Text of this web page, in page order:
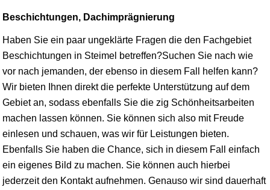
Beschichtungen, Dachimprägnierung
Haben Sie ein paar ungeklärte Fragen die den Fachgebiet
Beschichtungen in Steimel betreffen?Suchen Sie nach wie
vor nach jemanden, der ebenso in diesem Fall helfen kann?
Wir bieten Ihnen direkt die perfekte Unterstützung auf dem
Gebiet an, sodass ebenfalls Sie die zig Schönheitsarbeiten
machen lassen können. Sie können sich also mit Freude
einlesen und schauen, was wir für Leistungen bieten.
Ebenfalls Sie haben die Chance, sich in diesem Fall einfach
ein eigenes Bild zu machen. Sie können auch hierbei
jederzeit den Kontakt aufnehmen. Genauso wir sind dauerhaft